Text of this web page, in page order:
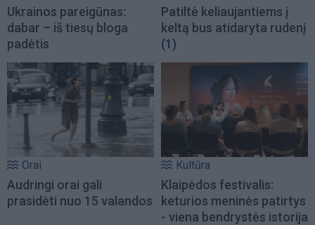
Ukrainos pareigūnas:
dabar – iš tiesų bloga
padėtis
Patiltė keliaujantiems į
keltą bus atidaryta rudenį
(1)
Orai
Audringi orai gali
prasidėti nuo 15 valandos
Kultūra
Klaipėdos festivalis:
keturios meninės patirtys
- viena bendrystės istorija